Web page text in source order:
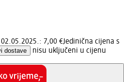
7,00 €Jedinična cijena s
dostave
nisu uključeni u cijenu